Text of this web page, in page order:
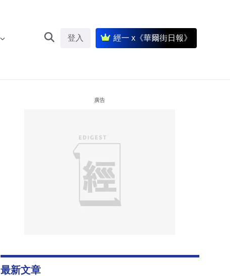
登入 經一 x《華爾街日報》
廣告
最新文章